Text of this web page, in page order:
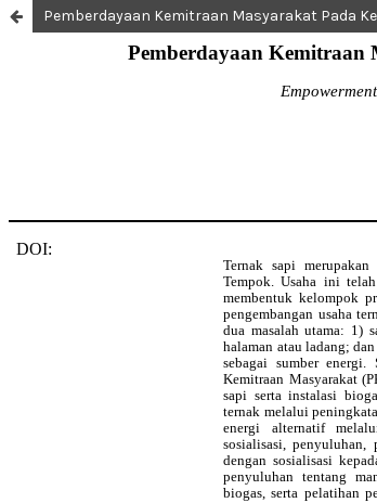
Pemberdayaan Kemitraan Masyarakat Pada